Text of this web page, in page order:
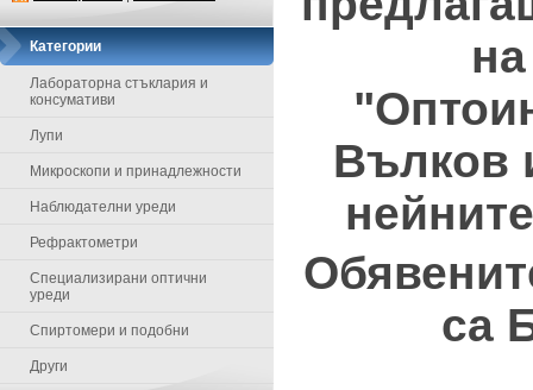
Категории
Лабораторна стъклария и
консумативи
Лупи
Микроскопи и принадлежности
Наблюдателни уреди
Рефрактометри
Специализирани оптични
уреди
Спиртомери и подобни
Други
Вълков
са